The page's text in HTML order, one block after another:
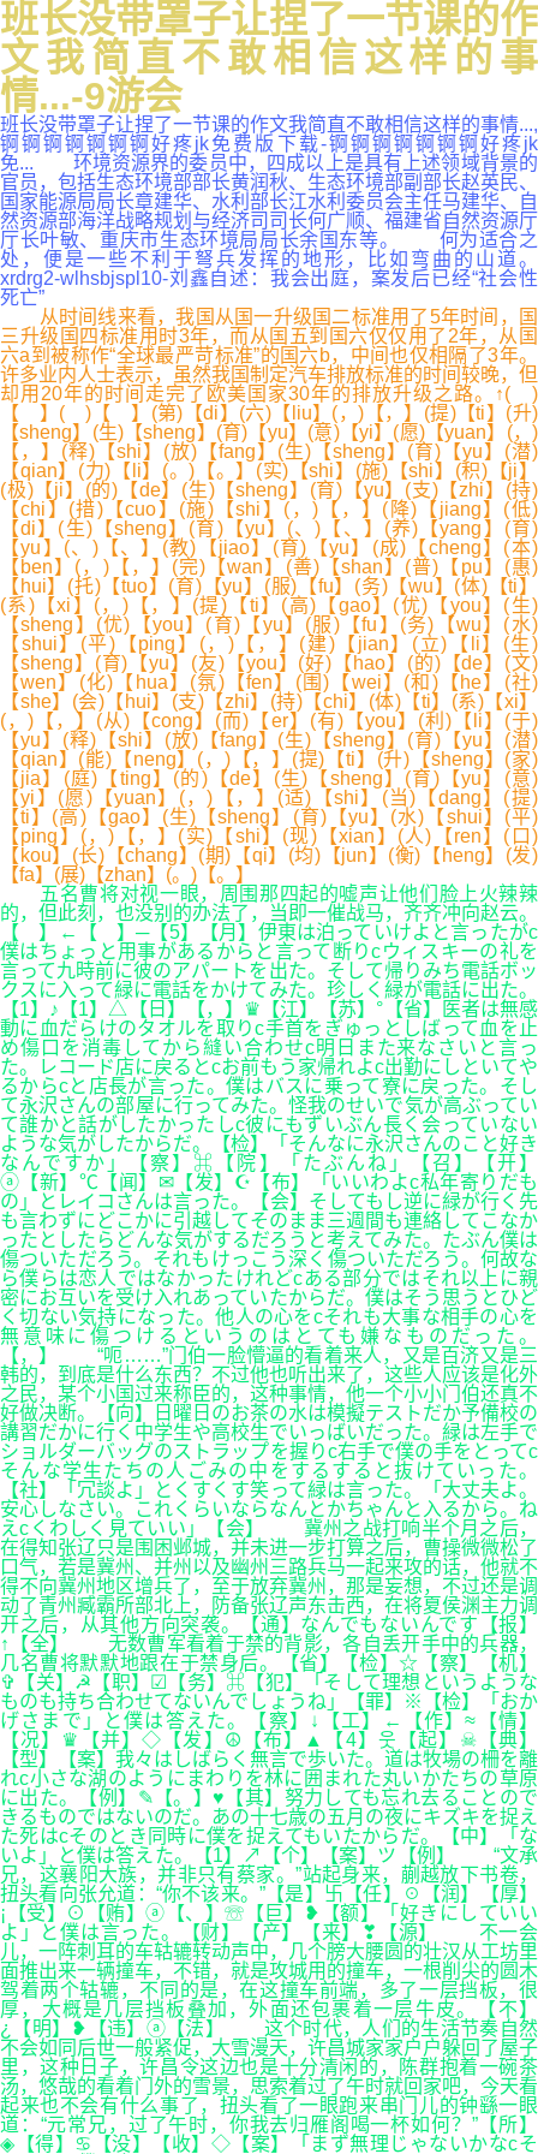
班长没带罩子让捏了一节课的作
文我简直不敢相信这样的事
情...-9游会
班长没带罩子让捏了一节课的作文我简直不敢相信这样的事情...,
锕锕锕锕锕锕锕好疼jk免费版下载-锕锕锕锕锕锕锕好疼jk
免... 环境资源界的委员中，四成以上是具有上述领域背景的
官员，包括生态环境部部长黄润秋、生态环境部副部长赵英民、
国家能源局局长章建华、水利部长江水利委员会主任马建华、自
然资源部海洋战略规划与经济司司长何广顺、福建省自然资源厅
厅长叶敏、重庆市生态环境局局长余国东等。 何为适合之
处，便是一些不利于弩兵发挥的地形，比如弯曲的山道。
xrdrg2-wlhsbjspl10-刘鑫自述：我会出庭，案发后已经“社会性
死亡”
从时间线来看，我国从国一升级国二标准用了5年时间，国
三升级国四标准用时3年，而从国五到国六仅仅用了2年，从国
六a到被称作“全球最严苛标准”的国六b，中间也仅相隔了3年。
许多业内人士表示，虽然我国制定汽车排放标准的时间较晚，但
却用20年的时间走完了欧美国家30年的排放升级之路。↑( )
【 】( )【 】(第)【di】(六)【liu】(，)【，】(提)【ti】(升)
【sheng】(生)【sheng】(育)【yu】(意)【yi】(愿)【yuan】(，)
【，】(释)【shi】(放)【fang】(生)【sheng】(育)【yu】(潜)
【qian】(力)【li】(。)【。】(实)【shi】(施)【shi】(积)【ji】
(极)【ji】(的)【de】(生)【sheng】(育)【yu】(支)【zhi】(持)
【chi】(措)【cuo】(施)【shi】(，)【，】(降)【jiang】(低)
【di】(生)【sheng】(育)【yu】(、)【、】(养)【yang】(育)
【yu】(、)【、】(教)【jiao】(育)【yu】(成)【cheng】(本)
【ben】(，)【，】(完)【wan】(善)【shan】(普)【pu】(惠)
【hui】(托)【tuo】(育)【yu】(服)【fu】(务)【wu】(体)【ti】
(系)【xi】(，)【，】(提)【ti】(高)【gao】(优)【you】(生)
【sheng】(优)【you】(育)【yu】(服)【fu】(务)【wu】(水)
【shui】(平)【ping】(，)【，】(建)【jian】(立)【li】(生)
【sheng】(育)【yu】(友)【you】(好)【hao】(的)【de】(文)
【wen】(化)【hua】(氛)【fen】(围)【wei】(和)【he】(社)
【she】(会)【hui】(支)【zhi】(持)【chi】(体)【ti】(系)【xi】
(，)【，】(从)【cong】(而)【er】(有)【you】(利)【li】(于)
【yu】(释)【shi】(放)【fang】(生)【sheng】(育)【yu】(潜)
【qian】(能)【neng】(，)【，】(提)【ti】(升)【sheng】(家)
【jia】(庭)【ting】(的)【de】(生)【sheng】(育)【yu】(意)
【yi】(愿)【yuan】(，)【，】(适)【shi】(当)【dang】(提)
【ti】(高)【gao】(生)【sheng】(育)【yu】(水)【shui】(平)
【ping】(，)【，】(实)【shi】(现)【xian】(人)【ren】(口)
【kou】(长)【chang】(期)【qi】(均)【jun】(衡)【heng】(发)
【fa】(展)【zhan】(。)【。】
五名曹将对视一眼，周围那四起的嘘声让他们脸上火辣辣
的，但此刻，也没别的办法了，当即一催战马，齐齐冲向赵云。
【 】←【 】─【5】【月】伊東は泊っていけよと言ったがc
僕はちょっと用事があるからと言って断りcウィスキーの礼を
言って九時前に彼のアパートを出た。そして帰りみち電話ボッ
クスに入って緑に電話をかけてみた。珍しく緑が電話に出た。
【1】♪【1】△【日】【，】♛【江】【苏】°【省】医者は無感
動に血だらけのタオルを取りc手首をぎゅっとしばって血を止
め傷口を消毒してから縫い合わせc明日また来なさいと言っ
た。レコード店に戻るとcお前もう家帰れよc出勤にしといてや
るからcと店長が言った。僕はバスに乗って寮に戻った。そし
て永沢さんの部屋に行ってみた。怪我のせいで気が高ぶってい
て誰かと話がしたかったしc彼にもずいぶん長く会っていない
ような気がしたからだ。【检】「そんなに永沢さんのこと好き
なんですか」【察】⌘【院】「たぶんね」【召】【开】
ⓐ【新】℃【闻】✉【发】☪【布】「いいわよc私年寄りだも
の」とレイコさんは言った。【会】そしてもし逆に緑が行く先
も言わずにどこかに引越してそのまま三週間も連絡してこなか
ったとしたらどんな気がするだろうと考えてみた。たぶん僕は
傷ついただろう。それもけっこう深く傷ついただろう。何故な
ら僕らは恋人ではなかったけれどcある部分ではそれ以上に親
密にお互いを受け入れあっていたからだ。僕はそう思うとひど
く切ない気持になった。他人の心をcそれも大事な相手の心を
無意味に傷つけるというのはとても嫌なものだった。
【，】 “呃……”门伯一脸懵逼的看着来人，又是百济又是三
韩的，到底是什么东西？不过他也听出来了，这些人应该是化外
之民，某个小国过来称臣的，这种事情，他一个小小门伯还真不
好做决断。【向】日曜日のお茶の水は模擬テストだか予備校の
講習だかに行く中学生や高校生でいっばいだった。緑は左手で
ショルダーバッグのストラップを握りc右手で僕の手をとってc
そんな学生たちの人ごみの中をするすると抜けていった。
【社】「冗談よ」とくすくす笑って緑は言った。「大丈夫よ。
安心しなさい。これくらいならなんとかちゃんと入るから。ね
えcくわしく見ていい」【会】 冀州之战打响半个月之后，
在得知张辽只是围困邺城，并未进一步打算之后，曹操微微松了
口气，若是冀州、并州以及幽州三路兵马一起来攻的话，他就不
得不向冀州地区增兵了，至于放弃冀州，那是妄想，不过还是调
动了青州臧霸所部北上，防备张辽声东击西，在将夏侯渊主力调
开之后，从其他方向突袭。【通】なんでもないんです【报】
↑【全】 无数曹军看着于禁的背影，各自丢开手中的兵器，
几名曹将默默地跟在于禁身后。【省】【检】☆【察】【机】
✞【关】☭【职】☑【务】⌘【犯】「そして理想というような
ものも持ち合わせてないんでしょうね」【罪】※【检】「おか
げさまで」と僕は答えた。【察】↓【工】←【作】≈【情】
【况】♛【并】◇【发】☮【布】▲【4】웃【起】☠【典】
【型】【案】我々はしばらく無言で歩いた。道は牧場の柵を離
れc小さな湖のようにまわりを林に囲まれた丸いかたちの草原
に出た。【例】✎【。】♥【其】努力しても忘れ去ることので
きるものではないのだ。あの十七歳の五月の夜にキズキを捉え
た死はcそのとき同時に僕を捉えてもいたからだ。【中】「な
いよ」と僕は答えた。【1】↗【个】【案】ツ【例】 “文承
兄，这襄阳大族，并非只有蔡家。”站起身来，蒯越放下书卷，
扭头看向张允道：“你不该来。”【是】卐【任】☉【润】【厚】
¡【受】⊙【贿】ⓐ【、】☏【巨】❥【额】「好きにしていい
よ」と僕は言った。【财】【产】【来】❣【源】 不一会
儿，一阵刺耳的车轱辘转动声中，几个膀大腰圆的壮汉从工坊里
面推出来一辆撞车，不错，就是攻城用的撞车，一根削尖的圆木
驾着两个轱辘，不同的是，在这撞车前端，多了一层挡板，很
厚，大概是几层挡板叠加，外面还包裹着一层牛皮。【不】
¿【明】❥【违】ⓐ【法】 这个时代，人们的生活节奏自然
不会如同后世一般紧促，大雪漫天，许昌城家家户户躲回了屋子
里，这种日子，许昌令这边也是十分清闲的，陈群抱着一碗茶
汤，悠哉的看着门外的雪景，思索着过了午时就回家吧，今天看
起来也不会有什么事了，扭头看了一眼跑来串门儿的钟繇一眼
道：“元常兄，过了午时，你我去归雁阁喝一杯如何？”【所】
◈【得】♋【没】【收】◇【案】「まず無理じゃないかなcそ